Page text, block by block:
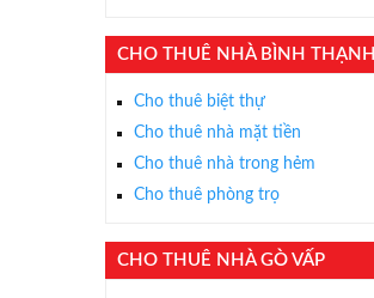
CHO THUÊ NHÀ BÌNH THẠNH
Cho thuê biệt thự
Cho thuê nhà mặt tiền
Cho thuê nhà trong hẻm
Cho thuê phòng trọ
CHO THUÊ NHÀ GÒ VẤP